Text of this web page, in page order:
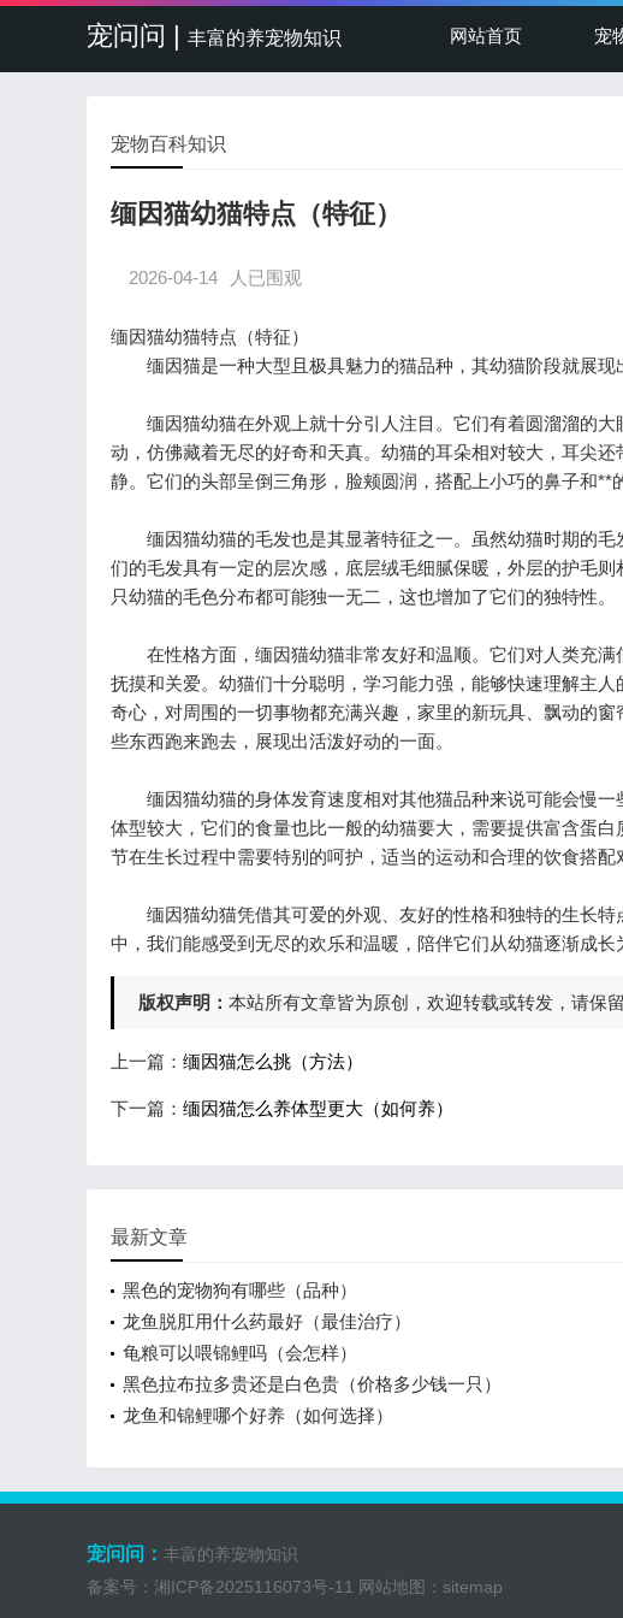
宠问问 | 丰富的养宠物知识 网站首页 宠
宠物百科知识
缅因猫幼猫特点（特征）
2026-04-14 人已围观
缅因猫幼猫特点（特征）
缅因猫是一种大型且极具魅力的猫品种，其幼猫阶段就展现
缅因猫幼猫在外观上就十分引人注目。它们有着圆溜溜的大
动，仿佛藏着无尽的好奇和天真。幼猫的耳朵相对较大，耳尖
静。它们的头部呈倒三角形，脸颊圆润，搭配上小巧的鼻子和**
缅因猫幼猫的毛发也是其显著特征之一。虽然幼猫时期的毛
们的毛发具有一定的层次感，底层绒毛细腻保暖，外层的护毛
只幼猫的毛色分布都可能独一无二，这也增加了它们的独特性。
在性格方面，缅因猫幼猫非常友好和温顺。它们对人类充满
抚摸和关爱。幼猫们十分聪明，学习能力强，能够快速理解主
奇心，对周围的一切事物都充满兴趣，家里的新玩具、飘动的
些东西跑来跑去，展现出活泼好动的一面。
缅因猫幼猫的身体发育速度相对其他猫品种来说可能会慢一
体型较大，它们的食量也比一般的幼猫要大，需要提供富含蛋
节在生长过程中需要特别的呵护，适当的运动和合理的饮食搭配
缅因猫幼猫凭借其可爱的外观、友好的性格和独特的生长特
中，我们能感受到无尽的欢乐和温暖，陪伴它们从幼猫逐渐成长
版权声明： 本站所有文章皆为原创，欢迎转载或转发，请保
上一篇： 缅因猫怎么挑（方法）
下一篇： 缅因猫怎么养体型更大（如何养）
最新文章
黑色的宠物狗有哪些（品种）
龙鱼脱肛用什么药最好（最佳治疗）
龟粮可以喂锦鲤吗（会怎样）
黑色拉布拉多贵还是白色贵（价格多少钱一只）
龙鱼和锦鲤哪个好养（如何选择）
宠问问： 丰富的养宠物知识
备案号： 湘ICP备2025116073号-11 网站地图： sitemap